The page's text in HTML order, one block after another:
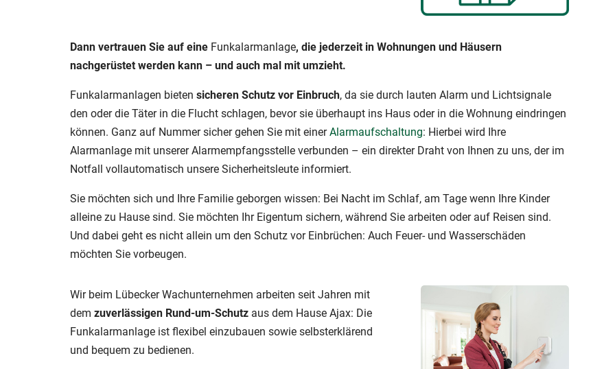
Dann vertrauen Sie auf eine Funkalarmanlage, die jederzeit in Wohnungen und Häusern
nachgerüstet werden kann – und auch mal mit umzieht.
Funkalarmanlagen bieten sicheren Schutz vor Einbruch, da sie durch lauten Alarm und Lichtsignale
den oder die Täter in die Flucht schlagen, bevor sie überhaupt ins Haus oder in die Wohnung eindringen
können. Ganz auf Nummer sicher gehen Sie mit einerAlarmaufschaltung: Hierbei wird Ihre
Alarmanlage mit unserer Alarmempfangsstelle verbunden – ein direkter Draht von Ihnen zu uns, der im
Notfall vollautomatisch unsere Sicherheitsleute informiert.
Sie möchten sich und Ihre Familie geborgen wissen: Bei Nacht im Schlaf, am Tage wenn Ihre Kinder
alleine zu Hause sind. Sie möchten Ihr Eigentum sichern, während Sie arbeiten oder auf Reisen sind.
Und dabei geht es nicht allein um den Schutz vor Einbrüchen: Auch Feuer- und Wasserschäden
möchten Sie vorbeugen.
Wir beim Lübecker Wachunternehmen arbeiten seit Jahren mit
dem zuverlässigen Rund-um-Schutz aus dem Hause Ajax: Die
Funkalarmanlage ist flexibel einzubauen sowie selbsterklärend
und bequem zu bedienen.